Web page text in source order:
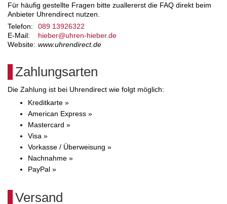
Für häufig gestellte Fragen bitte zuallererst die FAQ direkt beim
Anbieter Uhrendirect nutzen.
Telefon:
089 13926322
E-Mail:
hieber@uhren-hieber.de
Website: www.uhrendirect.de
Zahlungsarten
Die Zahlung ist bei Uhrendirect wie folgt möglich:
Kreditkarte »
American Express »
Mastercard »
Visa »
Vorkasse / Überweisung »
Nachnahme »
PayPal »
Versand